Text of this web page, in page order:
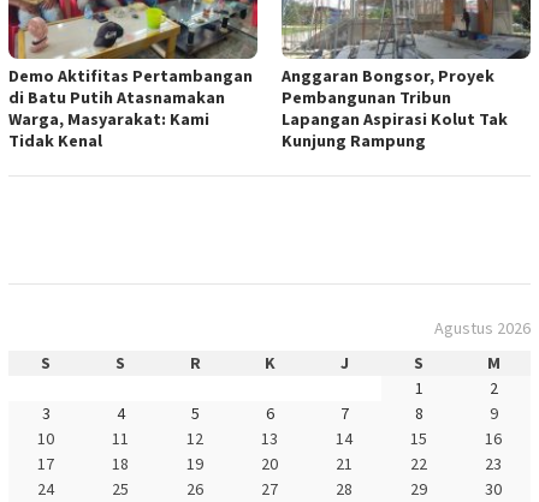
Demo Aktifitas Pertambangan
di Batu Putih Atasnamakan
Warga, Masyarakat: Kami
Tidak Kenal
Anggaran Bongsor, Proyek
Pembangunan Tribun
Lapangan Aspirasi Kolut Tak
Kunjung Rampung
Agustus 2026
S
S R K J S
M
1
2
3
4 5 6 7 8
9
10
11 12 13 14 15
16
17
18 19 20 21 22
23
24
25 26 27 28 29
30